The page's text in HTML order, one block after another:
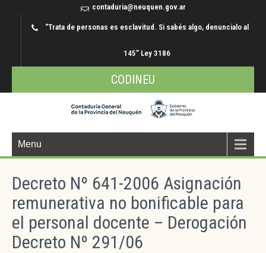
contaduria@neuquen.gov.ar
“Trata de personas es esclavitud. Si sabés algo, denuncialo al
145” Ley 3186
CODINEU
Menu
Decreto Nº 641-2006 Asignación
remunerativa no bonificable para
el personal docente – Derogación
Decreto Nº 291/06